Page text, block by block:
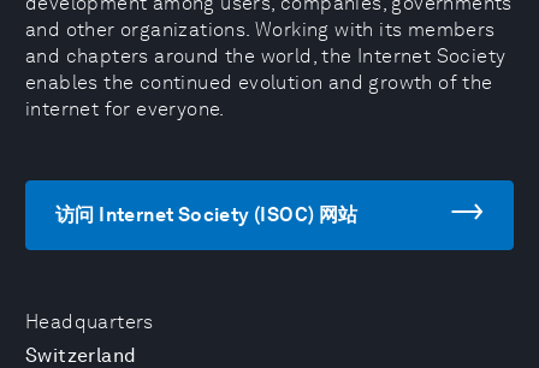
Headquarters
Switzerland
and other organizations. Working with its members
and chapters around the world, the Internet Society
enables the continued evolution and growth of the
internet for everyone.
访问 Internet Society (ISOC) 网站